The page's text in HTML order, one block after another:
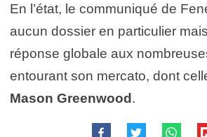
En l’état, le communiqué de
aucun dossier en particulier
réponse globale aux
entourant son mercato, dont
Mason Greenwood .